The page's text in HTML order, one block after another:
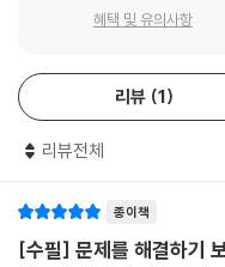
수 세기에 걸쳐 기록된 문장들,
『슈피겔』 베스트셀러 작가
혹』으로 국제적 명성을 얻은
우리 모두가 가진 고민이자 감
- 유진목 (시인, 영화감독)
병과 죽음, 우울과 고통, 혼란
지금, 다니엘 슈라이버는 차
기억하려는 의지를 표방한다.
슈라이버는 자신의 삶의 문제
혜택 및 유의사항
리뷰 1
리뷰전체
종이책
[수필] 문제를 해결하기